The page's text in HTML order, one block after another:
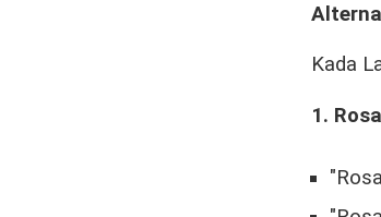
Kada
1.